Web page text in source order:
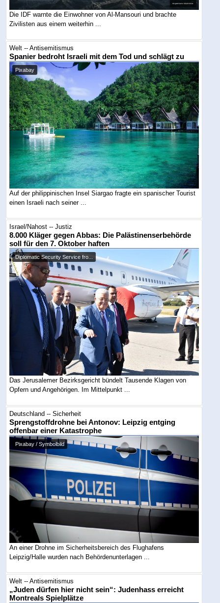
Die IDF warnte die Einwohner von Al-Mansouri und brachte
Zivilisten aus einem weiterhin ...
Welt -- Antisemitismus
Spanier bedroht Israeli mit dem Tod und schlägt zu
Pixabay
Auf der philippinischen Insel Siargao fragte ein spanischer Tourist
einen Israeli nach seiner ...
Israel/Nahost -- Justiz
8.000 Kläger gegen Abbas: Die Palästinenserbehörde
soll für den 7. Oktober haften
Diplomatic Security Service fro...
Das Jerusalemer Bezirksgericht bündelt Tausende Klagen von
Opfern und Angehörigen. Im Mittelpunkt ...
Deutschland -- Sicherheit
Sprengstoffdrohne bei Antonov: Leipzig entging
offenbar einer Katastrophe
Pixabay / Symbolbild
An einer Drohne im Sicherheitsbereich des Flughafens
Leipzig/Halle wurden nach Behördenunterlagen ...
Welt -- Antisemitismus
„Juden dürfen hier nicht sein“: Judenhass erreicht
Montreals Spielplätze